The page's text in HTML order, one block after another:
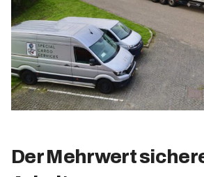
Der Mehrwert